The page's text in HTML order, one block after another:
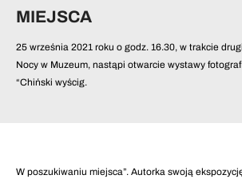
MIEJSCA
25 września 2021 roku o godz. 16.30, w trakcie
Nocy w Muzeum, nastąpi otwarcie wystawy
“Chiński wyścig.
W poszukiwaniu miejsca”. Autorka swoją